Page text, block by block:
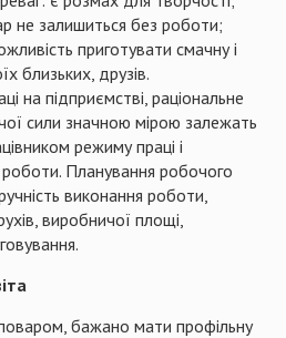
не залишиться без роботи;
приготувати смачну і
близьких, друзів.
на підприємстві, раціональне
сили значною мірою залежать
режиму праці і
роботи. Планування робочого
виконання роботи,
виробничої площі,
бажано мати профільну